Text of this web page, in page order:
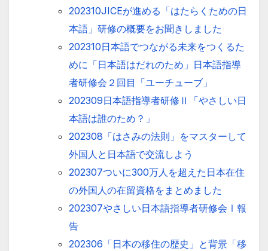
202310JICEが進める「はたらくための日
本語」研修の概要をお聞きしました
202310日本語でつながる未来をつくるた
めに「日本語はだれのため」日本語指導
者研修会２回目「ユーチューブ」
202309日本語指導者研修Ⅱ「やさしい日
本語は誰のため？」
202308「はさみの法則」をマスターして
外国人と日本語で交流しよう
202307ついに300万人を超えた日本在住
の外国人の在留資格をまとめました
202307やさしい日本語指導者研修会Ⅰ報
告
202306「日本の移住の歴史」と背景「移